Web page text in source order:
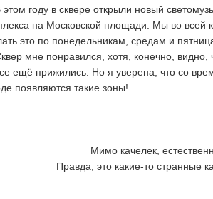
году в сквере открыли новый
на Московской площади. Мы во всей
это по понедельникам, средам и
мне понравился, хотя, конечно, видно,
ещё прижились. Но я уверена, что со
появляются такие зоны!
Мимо качелек,
Правда, это какие-то странные